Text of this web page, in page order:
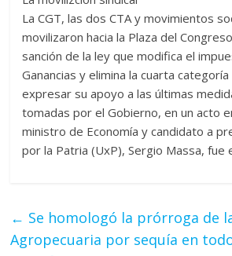
La CGT, las dos CTA y movimientos
movilizaron hacia la Plaza del
sanción de la ley que modifica el
Ganancias y elimina la cuarta
expresar su apoyo a las últimas
tomadas por el Gobierno, en un acto
ministro de Economía y candidato a
por la Patria (UxP), Sergio Massa, fue
← Se homologó la prórroga de
Agropecuaria por sequía en